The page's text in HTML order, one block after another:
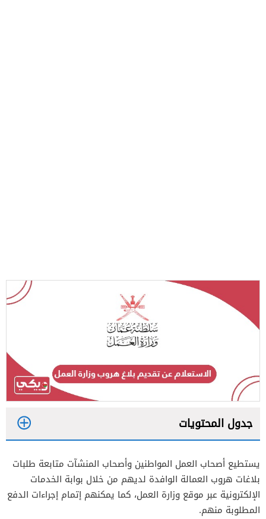
جدول المحتويات
2
يستطيع أصحاب العمل المواطنين وأصحاب المنشآت متابعة طلبات
بلاغات هروب العمالة الوافدة لديهم من خلال بوابة الخدمات
الإلكترونية عبر موقع وزارة العمل، كما يمكنهم إتمام إجراءات الدفع
المطلوبة منهم.